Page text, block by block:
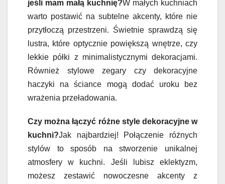
jeśli mam małą kuchnię?W małych kuchniach
warto postawić na subtelne akcenty, które nie
przytłoczą przestrzeni. Świetnie sprawdzą się
lustra, które optycznie powiększą wnętrze, czy
lekkie półki z minimalistycznymi dekoracjami.
Również stylowe zegary czy dekoracyjne
haczyki na ściance mogą dodać uroku bez
wrażenia przeładowania.
Czy można łączyć różne style dekoracyjne w
kuchni?Jak najbardziej! Połączenie różnych
stylów to sposób na stworzenie unikalnej
atmosfery w kuchni. Jeśli lubisz eklektyzm,
możesz zestawić nowoczesne akcenty z